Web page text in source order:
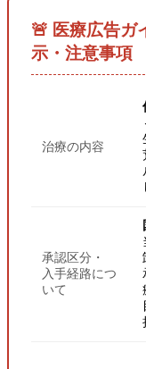
🚨 医療広告ガ
示・注意事項
治療の内容
承認区分・
入手経路につ
いて